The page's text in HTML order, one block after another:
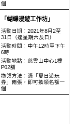
個
「蝴蝶漫遊工作坊」
活動日期：2021年8月2至
31日（逢星期六及日）
活動時間︰中午12時至下午
6時
活動地點︰慈雲山中心1樓
P02舖
換領方法：憑「夏日遊玩
券」兩張，即可換領名額一
個